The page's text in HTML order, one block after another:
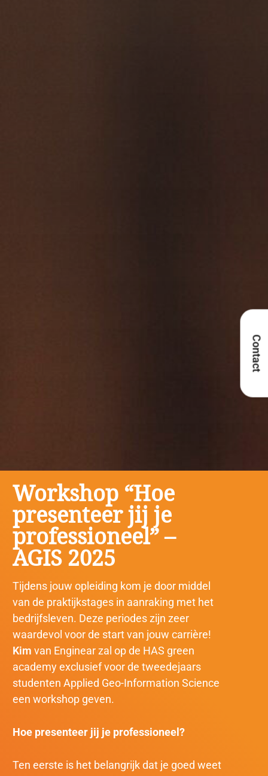
Workshop “Hoe
presenteer jij je
professioneel” –
AGIS 2025
Tijdens jouw opleiding kom je door middel
van de praktijkstages in aanraking met het
bedrijfsleven. Deze periodes zijn zeer
waardevol voor de start van jouw carrière!
Kim van Enginear zal op de HAS green
academy exclusief voor de tweedejaars
studenten Applied Geo-Information Science
een workshop geven.
Hoe presenteer jij je professioneel?
Ten eerste is het belangrijk dat je goed weet
Contact